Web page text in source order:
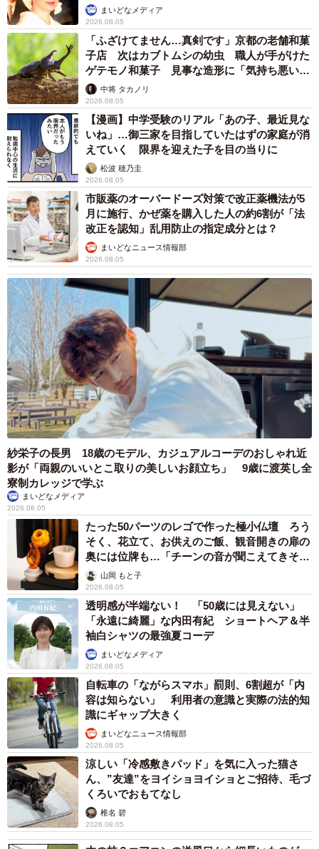
まいどなメディア
2026.08.05
「ふざけてません…真剣です」京都の老舗和菓
子店 次はカブトムシの幼虫 職人が手がけた
ゲテモノ和菓子 見事な造形に「気持ち悪いく
らいリアル」
中将 タカノリ
2026.08.05
【漫画】中学受験のリアル「あの子、最近見な
いね」…御三家を目指していたはずの家庭が消
えていく 限界を迎えた子を目の当りに
松波 穂乃圭
2026.08.05
市販薬のオーバードーズ対策で改正薬機法が5
月に施行、かぜ薬を購入した人の約6割が「法
改正を認知」乱用防止の指定成分とは？
まいどなニュース情報部
2026.08.05
紗栄子の長男 18歳のモデル、カジュアルコーデのおしゃれ近
影が「両親のいいとこ取りの美しいお顔立ち」 9歳に渡英し全
寮制カレッジで学ぶ
まいどなメディア
2026.08.05
たった50パーツのレゴで作った極小仏壇 ろう
そく、花立て、お供えのご飯、観音開きの扉の
奥には位牌も…「チーンの音が聞こえてきそ
う」山岡 もと子
2026.08.05
透明感が半端ない！ 「50歳には見えない」
「永遠に綺麗」な内田有紀 ショートヘア＆半
袖白シャツの最強夏コーデ
まいどなメディア
2026.08.05
自転車の「ながらスマホ」罰則、6割超が「内
容は知らない」 利用者の意識と実際の法的知
識にギャップ大きく
まいどなニュース情報部
2026.08.05
涼しい「冷感敷きパッド」を気に入った猫さ
ん、”友達”をヨイショヨイショとご招待、毛づ
くろいでおもてなし
椎名 碧
2026.08.05